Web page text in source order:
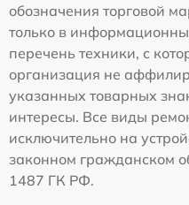
обозначения торговой
только в
перечень техники, с
организация не
указанных товарных
интересы. Все виды
исключительно на
законном гражданском
1487 ГК РФ.